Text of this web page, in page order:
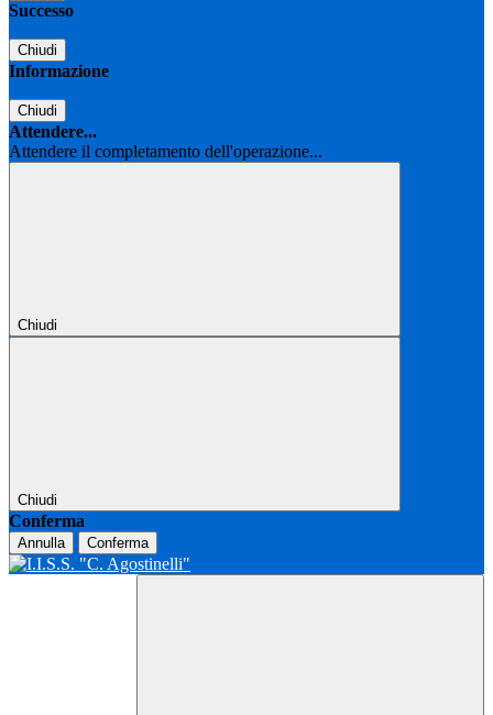
Successo
Chiudi
Informazione
Chiudi
Attendere...
Attendere il completamento dell'operazione...
Chiudi
Chiudi
Conferma
Annulla Conferma